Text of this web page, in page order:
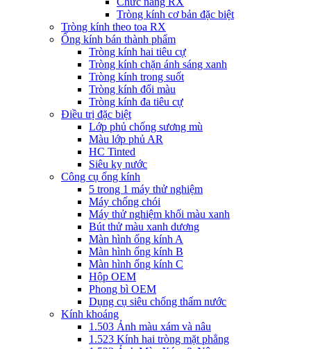
Tròng kính cơ bản đặc biệt
Tròng kính theo toa RX
Ống kính bán thành phẩm
Tròng kính hai tiêu cự
Tròng kính chặn ánh sáng xanh
Tròng kính trong suốt
Tròng kính đổi màu
Tròng kính đa tiêu cự
Điều trị đặc biệt
Lớp phủ chống sương mù
Màu lớp phủ AR
HC Tinted
Siêu kỵ nước
Công cụ ống kính
5 trong 1 máy thử nghiệm
Máy chống chói
Máy thử nghiệm khối màu xanh
Bút thử màu xanh dương
Màn hình ống kính A
Màn hình ống kính B
Màn hình ống kính C
Hộp OEM
Phong bì OEM
Dụng cụ siêu chống thấm nước
Kính khoáng
1.503 Ảnh màu xám và nâu
1.523 Kính hai tròng mặt phẳng